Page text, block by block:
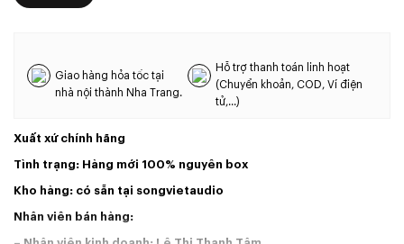
Giao hàng hỏa tốc tại
nhà nội thành Nha Trang.
Hỗ trợ thanh toán linh hoạt
(Chuyển khoản, COD, Ví điện
tử,...)
Xuất xứ chính hãng
Tình trạng: Hàng mới 100% nguyên box
Kho hàng: có sẵn tại songvietaudio
Nhân viên bán hàng: